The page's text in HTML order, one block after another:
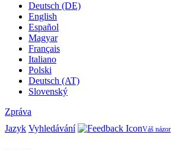
Deutsch (DE)
English
Español
Magyar
Français
Italiano
Polski
Deutsch (AT)
Slovenský
Zpráva
Jazyk Vyhledávání Váš názor